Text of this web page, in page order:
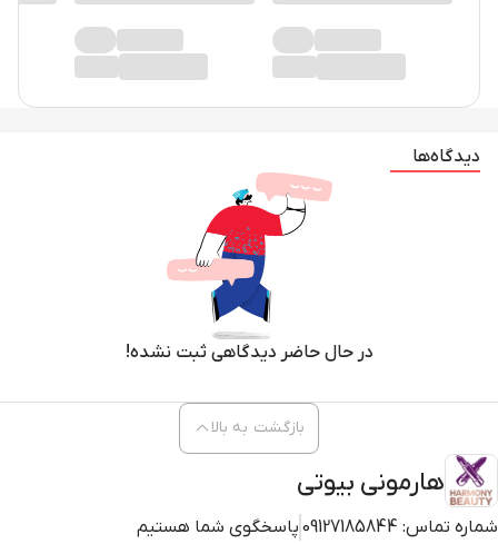
دیدگاه‌ها
در حال حاضر دیدگاهی ثبت نشده!
هارمونی بیوتی
شماره تماس: 09127185844 پاسخگوی شما هستیم
بازگشت به بالا